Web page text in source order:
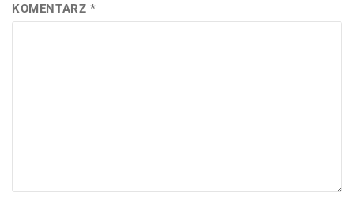
KOMENTARZ *